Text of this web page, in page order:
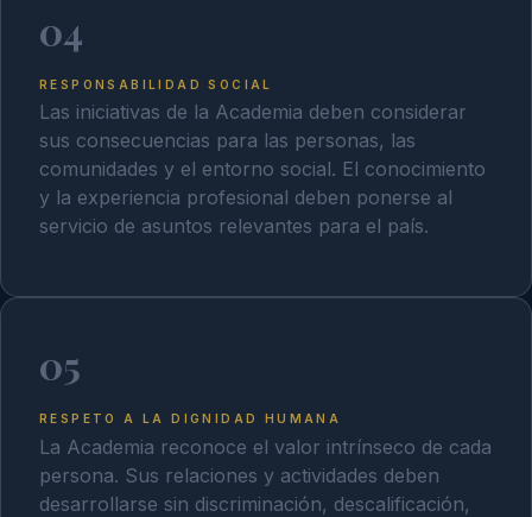
04
RESPONSABILIDAD SOCIAL
Las iniciativas de la Academia deben considerar
sus consecuencias para las personas, las
comunidades y el entorno social. El conocimiento
y la experiencia profesional deben ponerse al
servicio de asuntos relevantes para el país.
05
RESPETO A LA DIGNIDAD HUMANA
La Academia reconoce el valor intrínseco de cada
persona. Sus relaciones y actividades deben
desarrollarse sin discriminación, descalificación,